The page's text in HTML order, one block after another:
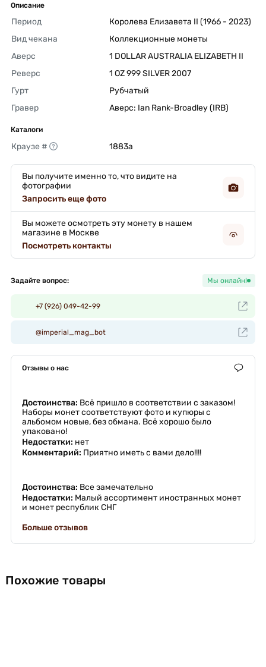
Описание
Период
Королева Елизавета II (1966 - 2023)
Вид чекана
Коллекционные монеты
Аверс
1 DOLLAR AUSTRALIA ELIZABETH II
Реверс
1 OZ 999 SILVER 2007
Гурт
Рубчатый
Гравер
Аверс: Ian Rank-Broadley (IRB)
Каталоги
Краузе # 1883a
Вы получите именно то, что видите на
фотографии
Запросить еще фото
Вы можете осмотреть эту монету в нашем
магазине в Москве
Посмотреть контакты
Задайте вопрос: Мы онлайн!
+7 (926) 049-42-99
@imperial_mag_bot
Отзывы о нас
Достоинства: Всё пришло в соответствии с заказом!
Наборы монет соответствуют фото и купюры с
альбомом новые, без обмана. Всё хорошо было
упаковано!
Недостатки: нет
Комментарий: Приятно иметь с вами дело!!!!
Достоинства: Все замечательно
Недостатки: Малый ассортимент иностранных монет
и монет республик СНГ
Больше отзывов
Похожие товары